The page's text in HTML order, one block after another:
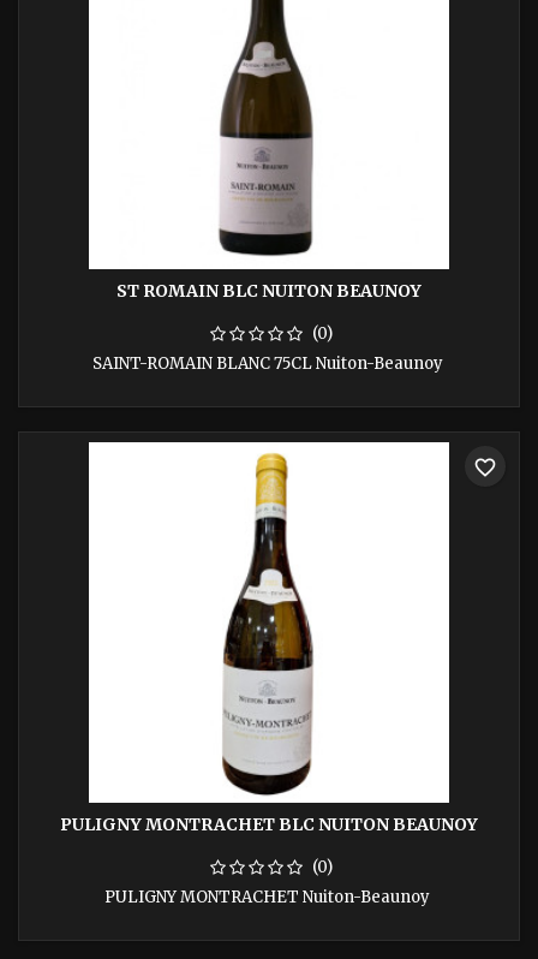
ST ROMAIN BLC NUITON BEAUNOY
(0)
SAINT-ROMAIN BLANC 75CL Nuiton-Beaunoy
PULIGNY MONTRACHET BLC NUITON BEAUNOY
(0)
PULIGNY MONTRACHET Nuiton-Beaunoy
favorite_border